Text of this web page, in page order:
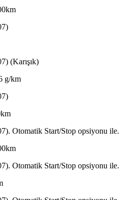
(Karışık)
g/km
Otomatik Start/Stop opsiyonu ile.
Otomatik Start/Stop opsiyonu ile.